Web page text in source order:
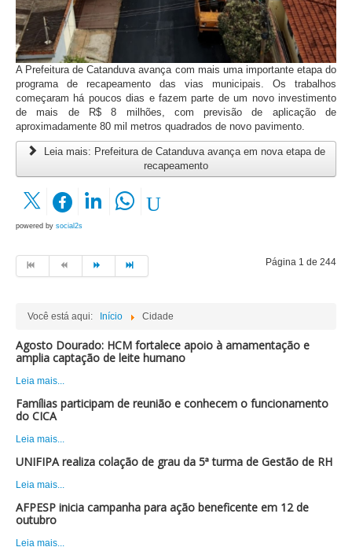
A Prefeitura de Catanduva avança com mais uma importante etapa do
programa de recapeamento das vias municipais. Os trabalhos
começaram há poucos dias e fazem parte de um novo investimento
de mais de R$ 8 milhões, com previsão de aplicação de
aproximadamente 80 mil metros quadrados de novo pavimento.
Leia mais: Prefeitura de Catanduva avança em nova etapa de
recapeamento
powered by social2s
Página 1 de 244
Você está aqui: Início Cidade
Agosto Dourado: HCM fortalece apoio à amamentação e
amplia captação de leite humano
Leia mais...
Famílias participam de reunião e conhecem o funcionamento
do CICA
Leia mais...
UNIFIPA realiza colação de grau da 5ª turma de Gestão de RH
Leia mais...
AFPESP inicia campanha para ação beneficente em 12 de
outubro
Leia mais...